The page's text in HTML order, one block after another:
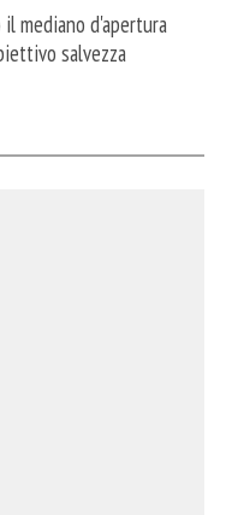
mediano d'apertura
salvezza